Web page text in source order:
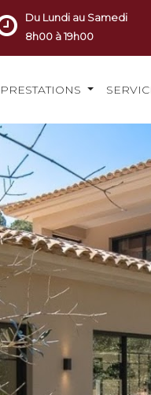
Du Lundi au Samedi
8h00 à 19h00
PRESTATIONS